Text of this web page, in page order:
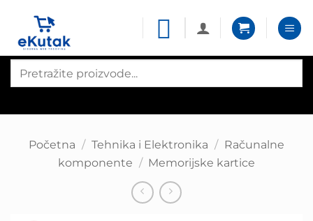
content
search
Početna / Tehnika i Elektronika / Računalne
komponente / Memorijske kartice